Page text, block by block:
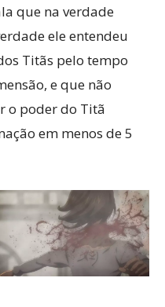
que na verdade
ele entendeu
Titãs pelo tempo
e que não
o poder do Titã
em menos de 5